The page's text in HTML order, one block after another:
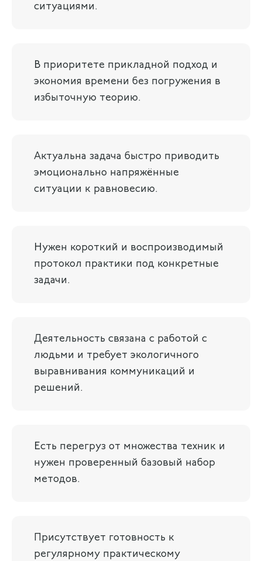
ситуациями.
В приоритете прикладной подход и
экономия времени без погружения в
избыточную теорию.
Актуальна задача быстро приводить
эмоционально напряжённые
ситуации к равновесию.
Нужен короткий и воспроизводимый
протокол практики под конкретные
задачи.
Деятельность связана с работой с
людьми и требует экологичного
выравнивания коммуникаций и
решений.
Есть перегруз от множества техник и
нужен проверенный базовый набор
методов.
Присутствует готовность к
регулярному практическому